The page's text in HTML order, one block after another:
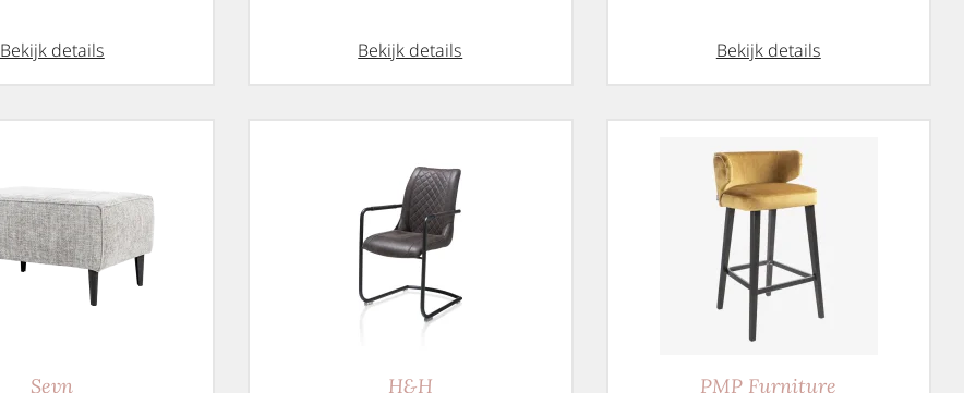
Bekijk details Bekijk details Bekijk details
Sevn H&H PMP Furniture